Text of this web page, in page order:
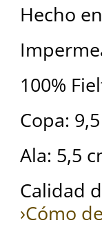
Hecho
100%
Copa:
Ala: 5,5
Calidad
›Cómo